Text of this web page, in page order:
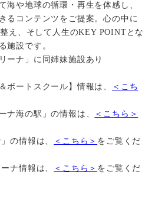
海や地球の循環・再生を体感し、
るコンテンツをご提案。心の中に
え、そして人生のKEY POINTとな
施設です。
ーナ」に同姉妹施設あり
ートスクール】情報は、
＜こち
ナ海の駅」の情報は、
＜こちら＞
の情報は、
＜こちら＞ をご覧くだ
ナ情報は、
＜こちら＞ をご覧くだ